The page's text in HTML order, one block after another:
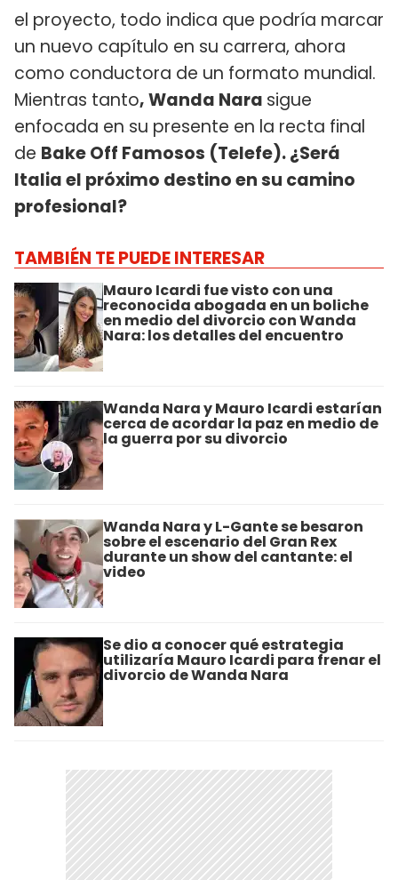
el proyecto, todo indica que podría marcar
un nuevo capítulo en su carrera, ahora
como conductora de un formato mundial.
Mientras tanto, Wanda Nara sigue
enfocada en su presente en la recta final
de Bake Off Famosos (Telefe). ¿Será
Italia el próximo destino en su camino
profesional?
TAMBIÉN TE PUEDE INTERESAR
Mauro Icardi fue visto con una
reconocida abogada en un boliche
en medio del divorcio con Wanda
Nara: los detalles del encuentro
Wanda Nara y Mauro Icardi estarían
cerca de acordar la paz en medio de
la guerra por su divorcio
Wanda Nara y L-Gante se besaron
sobre el escenario del Gran Rex
durante un show del cantante: el
video
Se dio a conocer qué estrategia
utilizaría Mauro Icardi para frenar el
divorcio de Wanda Nara